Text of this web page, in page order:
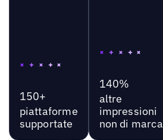
150+
piattaforme
supportate
140%
altre
impressioni
non di marca